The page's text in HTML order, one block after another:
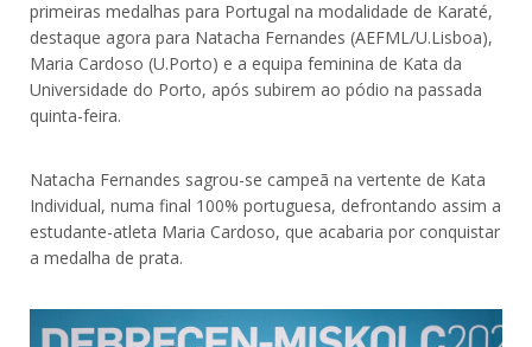
primeiras medalhas para Portugal na modalidade de Karaté,
destaque agora para Natacha Fernandes (AEFML/U.Lisboa),
Maria Cardoso (U.Porto) e a equipa feminina de Kata da
Universidade do Porto, após subirem ao pódio na passada
quinta-feira.
Natacha Fernandes sagrou-se campeã na vertente de Kata
Individual, numa final 100% portuguesa, defrontando assim a
estudante-atleta Maria Cardoso, que acabaria por conquistar
a medalha de prata.